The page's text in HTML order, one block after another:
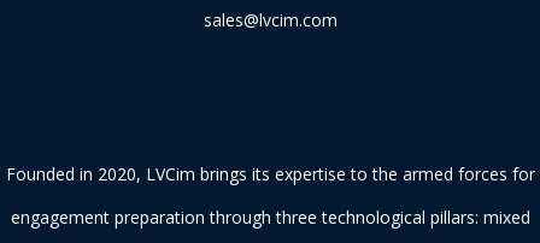
sales@lvcim.com
Founded in 2020, LVCim brings its expertise to the armed forces for
engagement preparation through three technological pillars: mixed